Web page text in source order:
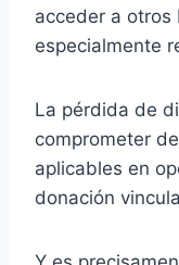
acceder a otros
especialmente
La pérdida de
comprometer
aplicables en
donación